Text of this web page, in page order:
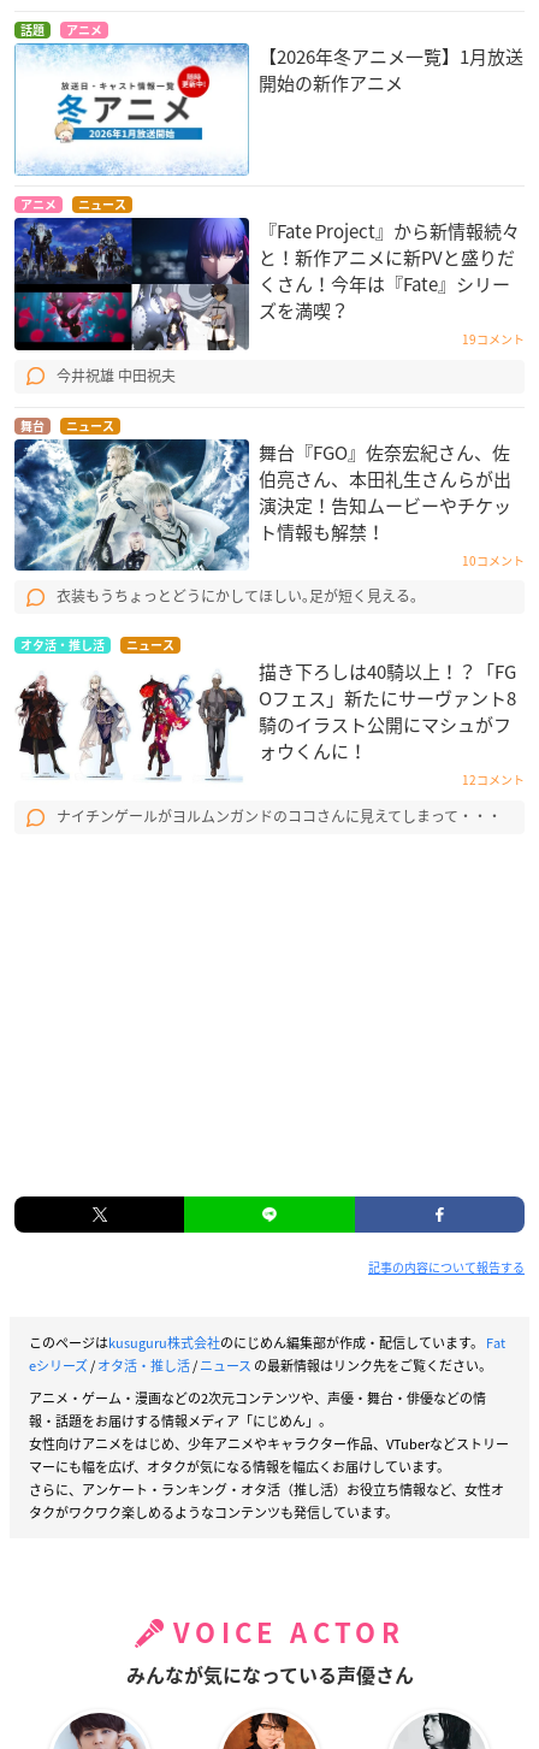
話題 アニメ
【2026年冬アニメ一覧】1月放送
開始の新作アニメ
アニメ ニュース
『Fate Project』から新情報続々
と！新作アニメに新PVと盛りだ
くさん！今年は『Fate』シリー
ズを満喫？
19コメント
今井祝雄 中田祝夫
舞台 ニュース
舞台『FGO』佐奈宏紀さん、佐
伯亮さん、本田礼生さんらが出
演決定！告知ムービーやチケッ
ト情報も解禁！
10コメント
衣装もうちょっとどうにかしてほしい｡足が短く見える｡
オタ活・推し活 ニュース
描き下ろしは40騎以上！？「FG
Oフェス」新たにサーヴァント8
騎のイラスト公開にマシュがフ
ォウくんに！
12コメント
ナイチンゲールがヨルムンガンドのココさんに見えてしまって・・・
記事の内容について報告する
このページはkusuguru株式会社のにじめん編集部が作成・配信しています。 Fat
eシリーズ/オタ活・推し活/ニュース の最新情報はリンク先をご覧ください。
アニメ・ゲーム・漫画などの2次元コンテンツや、声優・舞台・俳優などの情
報・話題をお届けする情報メディア「にじめん」。
女性向けアニメをはじめ、少年アニメやキャラクター作品、VTuberなどストリー
マーにも幅を広げ、オタクが気になる情報を幅広くお届けしています。
さらに、アンケート・ランキング・オタ活（推し活）お役立ち情報など、女性オ
タクがワクワク楽しめるようなコンテンツも発信しています。
VOICE ACTOR
みんなが気になっている声優さん